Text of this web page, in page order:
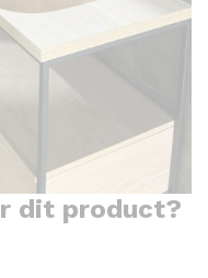
dit product?